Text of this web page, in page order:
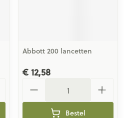
Abbott 200 lancetten
€ 12,58
Bestel